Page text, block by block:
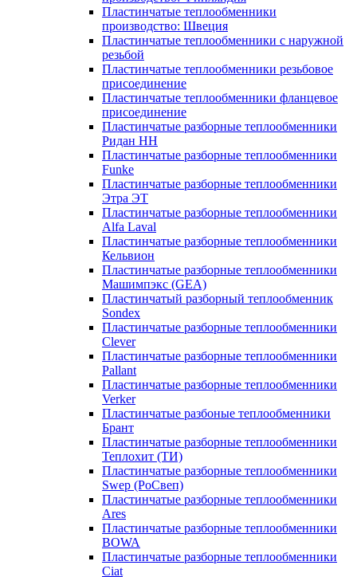
Пластинчатые теплообменники
производство: Швеция
Пластинчатые теплообменники с наружной
резьбой
Пластинчатые теплообменники резьбовое
присоединение
Пластинчатые теплообменники фланцевое
присоединение
Пластинчатые разборные теплообменники
Ридан НН
Пластинчатые разборные теплообменники
Funke
Пластинчатые разборные теплообменники
Этра ЭТ
Пластинчатые разборные теплообменники
Alfa Laval
Пластинчатые разборные теплообменники
Кельвион
Пластинчатые разборные теплообменники
Машимпэкс (GEA)
Пластинчатый разборный теплообменник
Sondex
Пластинчатые разборные теплообменники
Clever
Пластинчатые разборные теплообменники
Pallant
Пластинчатые разборные теплообменники
Verker
Пластинчатые разбоные теплообменники
Брант
Пластинчатые разборные теплообменники
Теплохит (ТИ)
Пластинчатые разборные теплообменники
Swep (РоСвеп)
Пластинчатые разборные теплообменники
Ares
Пластинчатые разборные теплообменники
BOWA
Пластинчатые разборные теплообменники
Ciat